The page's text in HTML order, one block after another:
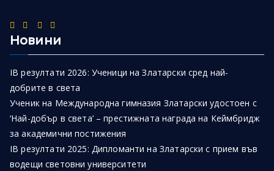
Новини
IB резултати 2026: Ученици на Златарски сред най-
добрите в света
Ученик на Международна гимназия Златарски удостоен с
‘Най-добър в света’ – престижната награда на Кеймбридж
за академични постижения
IB резултати 2025: Дипломанти на Златарски с прием във
водещи световни университети